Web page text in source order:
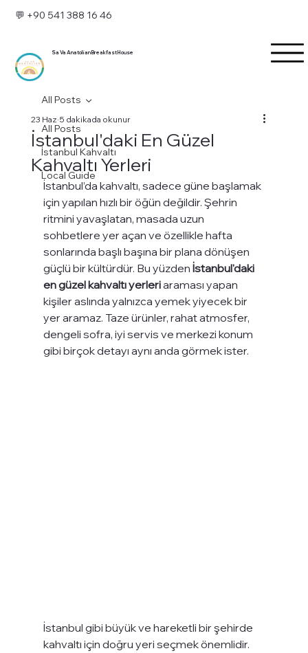
💬 +90 541 388 16 46
Sa Va Anatolian Breakfast House
All Posts
İstanbul Kahvaltı
Local Guide
All Posts
İstanbul'daki En Güzel
Kahvaltı Yerleri
23 Haz 5 dakikada okunur
İstanbul’da kahvaltı, sadece güne başlamak
için yapılan hızlı bir öğün değildir. Şehrin
ritmini yavaşlatan, masada uzun
sohbetlere yer açan ve özellikle hafta
sonlarında başlı başına bir plana dönüşen
güçlü bir kültürdür. Bu yüzden İstanbul'daki
en güzel kahvaltı yerleri araması yapan
kişiler aslında yalnızca yemek yiyecek bir
yer aramaz. Taze ürünler, rahat atmosfer,
dengeli sofra, iyi servis ve merkezi konum
gibi birçok detayı aynı anda görmek ister.
İstanbul gibi büyük ve hareketli bir şehirde
kahvaltı için doğru yeri seçmek önemlidir.